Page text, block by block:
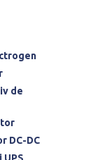
de
DC-DC